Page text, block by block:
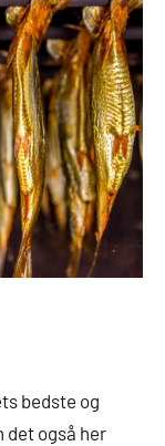
bedste og
det også her